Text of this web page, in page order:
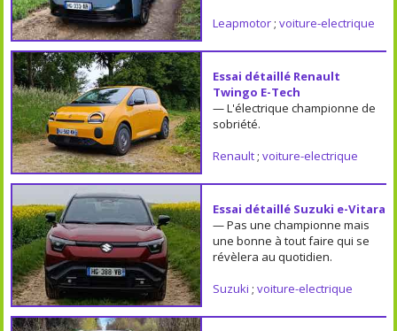
Leapmotor; voiture-electrique
Essai détaillé Renault
Twingo E-Tech
— L'électrique championne de
sobriété.
Renault; voiture-electrique
Essai détaillé Suzuki e-Vitara
— Pas une championne mais
une bonne à tout faire qui se
révèlera au quotidien.
Suzuki ; voiture-electrique